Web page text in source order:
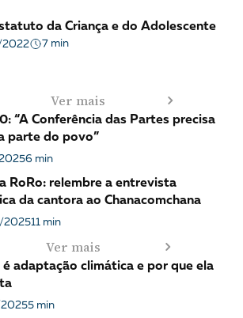
da Criança e do Adolescente
7 min
Ver mais
“A Conferência das Partes precisa
parte do povo”
6 min
RoRo: relembre a entrevista
da cantora ao Chanacomchana
11 min
Ver mais
é adaptação climática e por que ela
5 min